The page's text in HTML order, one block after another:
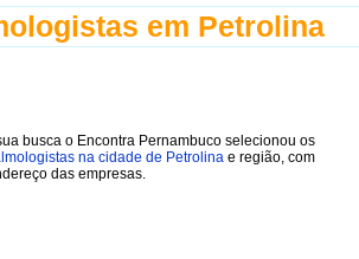
em Petrolina
busca o Encontra Pernambuco selecionou os
na cidade de Petrolina e região, com
das empresas.